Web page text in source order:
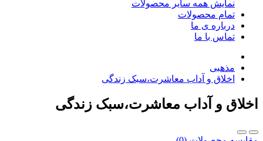
نمایش همه سایر محصولات
تمام محصولات
درباره ی ما
تماس با ما
مذهبی
اخلاق و آداب معاشرت،سبک زندگی
اخلاق و آداب معاشرت،سبک زندگی